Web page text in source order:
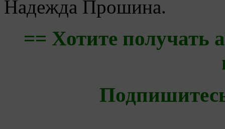
Надежда Прошина.
== Хотите получать